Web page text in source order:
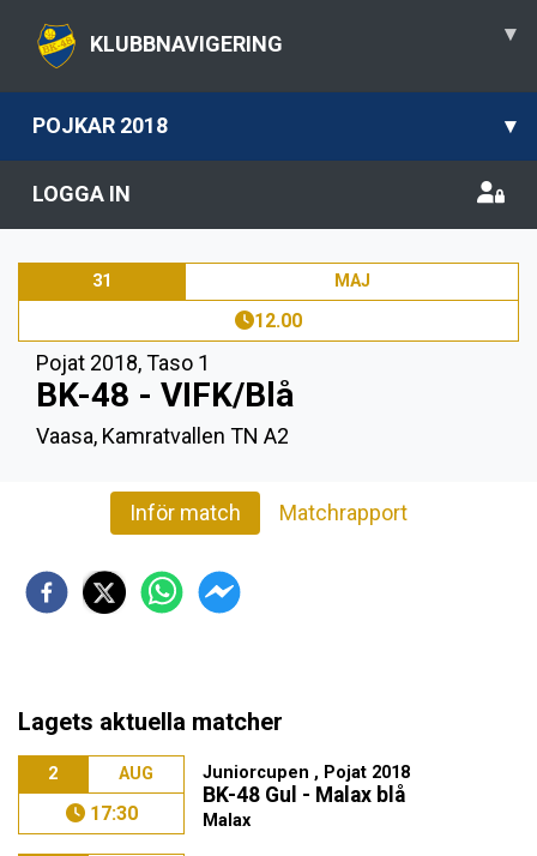
KLUBBNAVIGERING ▾
POJKAR 2018 ▾
LOGGA IN
31 MAJ
12.00
Pojat 2018,Taso 1
BK-48 - VIFK/Blå
Vaasa, Kamratvallen TN A2
Inför match Matchrapport
Lagets aktuella matcher
2 AUG
17:30
Juniorcupen , Pojat 2018
BK-48 Gul - Malax blå
Malax